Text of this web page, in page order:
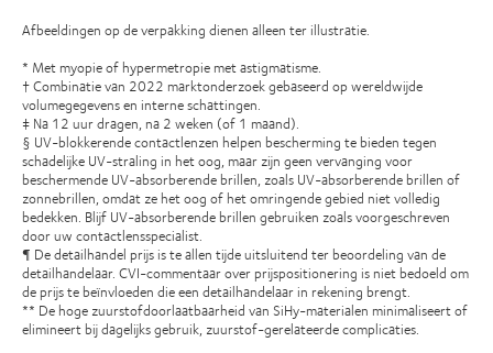
Afbeeldingen op de verpakking dienen alleen ter illustratie.
* Met myopie of hypermetropie met astigmatisme.
† Combinatie van 2022 marktonderzoek gebaseerd op wereldwijde
volumegegevens en interne schattingen.
‡ Na 12 uur dragen, na 2 weken (of 1 maand).
§ UV-blokkerende contactlenzen helpen bescherming te bieden tegen
schadelijke UV-straling in het oog, maar zijn geen vervanging voor
beschermende UV-absorberende brillen, zoals UV-absorberende brillen of
zonnebrillen, omdat ze het oog of het omringende gebied niet volledig
bedekken. Blijf UV-absorberende brillen gebruiken zoals voorgeschreven
door uw contactlensspecialist.
¶ De detailhandel prijs is te allen tijde uitsluitend ter beoordeling van de
detailhandelaar. CVI-commentaar over prijspositionering is niet bedoeld om
de prijs te beïnvloeden die een detailhandelaar in rekening brengt.
** De hoge zuurstofdoorlaatbaarheid van SiHy-materialen minimaliseert of
elimineert bij dagelijks gebruik, zuurstof-gerelateerde complicaties.